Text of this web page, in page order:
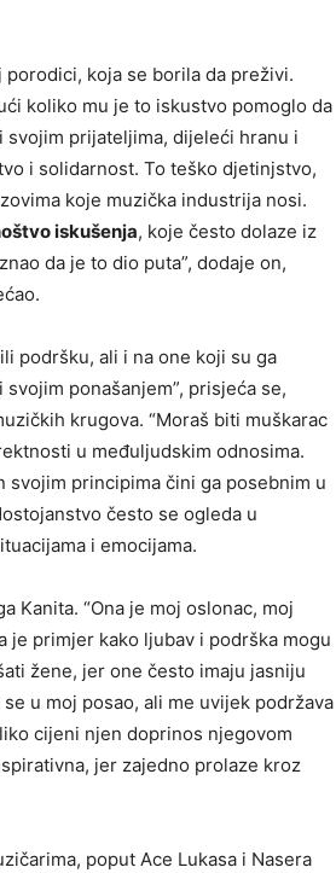
koja se borila da preživi.
koliko mu je to iskustvo pomoglo da
svojim prijateljima, dijeleći hranu i
i solidarnost. To teško djetinjstvo,
koje muzička industrija nosi.
iskušenja, koje često dolaze iz
da je to dio puta”, dodaje on,
podršku, ali i na one koji su ga
ponašanjem”, prisjeća se,
krugova. “Moraš biti muškarac
u međuljudskim odnosima.
svojim principima čini ga posebnim u
često se ogleda u
i emocijama.
Kanita. “Ona je moj oslonac, moj
je primjer kako ljubav i podrška mogu
žene, jer one često imaju jasniju
u moj posao, ali me uvijek podržava
cijeni njen doprinos njegovom
jer zajedno prolaze kroz
poput Ace Lukasa i Nasera